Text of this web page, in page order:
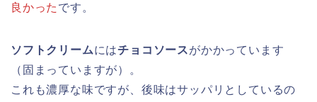
良かった です。
ソフトクリームにはチョコソースがかかっています
（固まっていますが）。
これも濃厚な味ですが、後味はサッパリとしているの